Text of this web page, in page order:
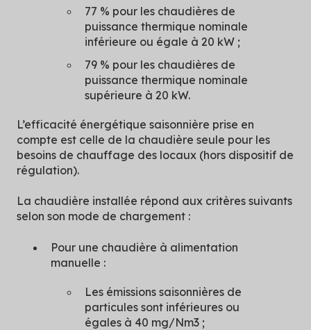
77 % pour les chaudières de
puissance thermique nominale
inférieure ou égale à 20 kW ;
79 % pour les chaudières de
puissance thermique nominale
supérieure à 20 kW.
L’efficacité énergétique saisonnière prise en
compte est celle de la chaudière seule pour les
besoins de chauffage des locaux (hors dispositif de
régulation).
La chaudière installée répond aux critères suivants
selon son mode de chargement :
Pour une chaudière à alimentation
manuelle :
Les émissions saisonnières de
particules sont inférieures ou
égales à 40 mg/Nm3 ;